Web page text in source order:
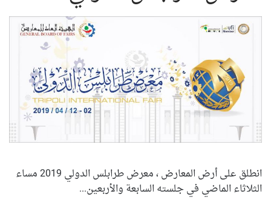
انطلق على أرض المعارض ، معرض طرابلس الدولي 2019 مساء
الثلاثاء الماضي في جلسته السابعة والأربعين...